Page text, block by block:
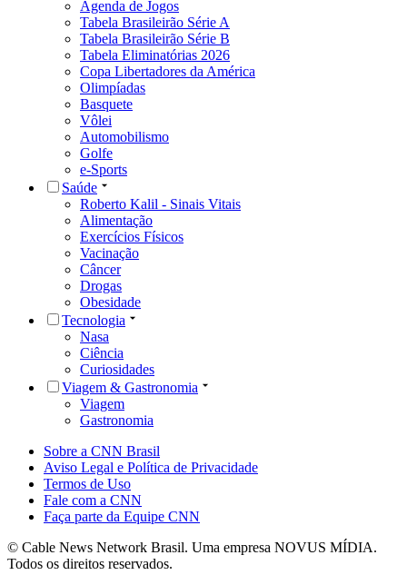
Agenda de Jogos
Tabela Brasileirão Série A
Tabela Brasileirão Série B
Tabela Eliminatórias 2026
Copa Libertadores da América
Olimpíadas
Basquete
Vôlei
Automobilismo
Golfe
e-Sports
Saúde
Roberto Kalil - Sinais Vitais
Alimentação
Exercícios Físicos
Vacinação
Câncer
Drogas
Obesidade
Tecnologia
Nasa
Ciência
Curiosidades
Viagem & Gastronomia
Viagem
Gastronomia
Sobre a CNN Brasil
Aviso Legal e Política de Privacidade
Termos de Uso
Fale com a CNN
Faça parte da Equipe CNN
© Cable News Network Brasil. Uma empresa NOVUS MÍDIA.
Todos os direitos reservados.